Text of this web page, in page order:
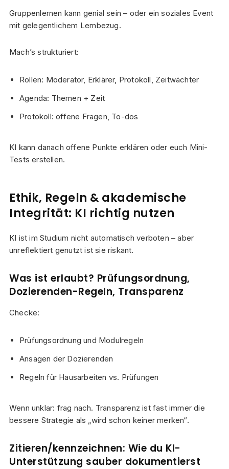
Gruppenlernen kann genial sein – oder ein soziales Event
mit gelegentlichem Lernbezug.
Mach’s strukturiert:
Rollen: Moderator, Erklärer, Protokoll, Zeitwächter
Agenda: Themen + Zeit
Protokoll: offene Fragen, To-dos
KI kann danach offene Punkte erklären oder euch Mini-
Tests erstellen.
Ethik, Regeln & akademische
Integrität: KI richtig nutzen
KI ist im Studium nicht automatisch verboten – aber
unreflektiert genutzt ist sie riskant.
Was ist erlaubt? Prüfungsordnung,
Dozierenden-Regeln, Transparenz
Checke:
Prüfungsordnung und Modulregeln
Ansagen der Dozierenden
Regeln für Hausarbeiten vs. Prüfungen
Wenn unklar: frag nach. Transparenz ist fast immer die
bessere Strategie als „wird schon keiner merken“.
Zitieren/kennzeichnen: Wie du KI-
Unterstützung sauber dokumentierst